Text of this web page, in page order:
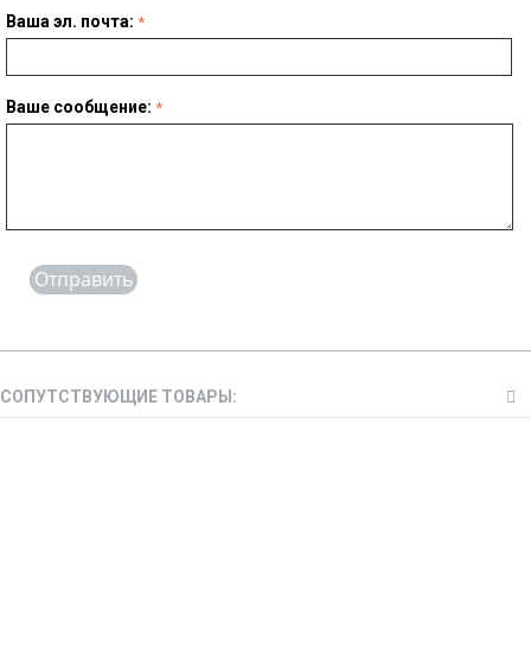
Ваша эл. почта:
Ваше сообщение:
Отправить
СОПУТСТВУЮЩИЕ ТОВАРЫ: